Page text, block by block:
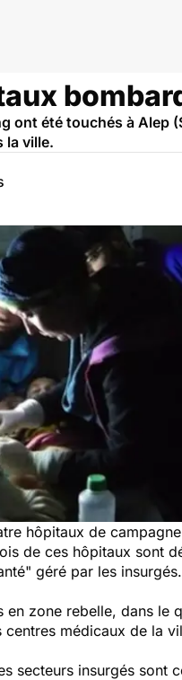
ont été touchés à Alep
la ville.
hôpitaux de
de ces hôpitaux sont
géré par les
en zone rebelle, dans
centres médicaux de la
secteurs insurgés sont